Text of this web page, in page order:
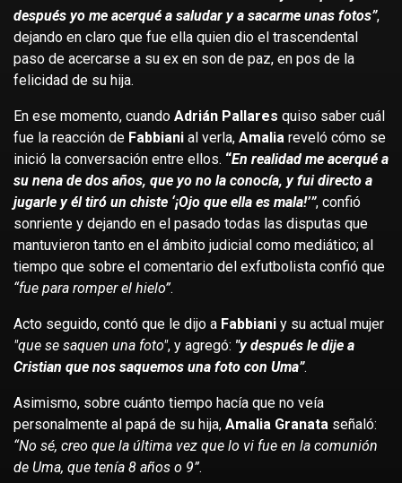
después yo me acerqué a saludar y a sacarme unas fotos”,
dejando en claro que fue ella quien dio el trascendental
paso de acercarse a su ex en son de paz, en pos de la
felicidad de su hija.
En ese momento, cuando Adrián Pallares quiso saber cuál
fue la reacción de Fabbiani al verla, Amalia reveló cómo se
inició la conversación entre ellos. “En realidad me acerqué a
su nena de dos años, que yo no la conocía, y fui directo a
jugarle y él tiró un chiste ‘¡Ojo que ella es mala!’”, confió
sonriente y dejando en el pasado todas las disputas que
mantuvieron tanto en el ámbito judicial como mediático; al
tiempo que sobre el comentario del exfutbolista confió que
“fue para romper el hielo”.
Acto seguido, contó que le dijo a Fabbiani y su actual mujer
"que se saquen una foto", y agregó: "y después le dije a
Cristian que nos saquemos una foto con Uma”.
Asimismo, sobre cuánto tiempo hacía que no veía
personalmente al papá de su hija, Amalia Granata señaló:
“No sé, creo que la última vez que lo vi fue en la comunión
de Uma, que tenía 8 años o 9”.